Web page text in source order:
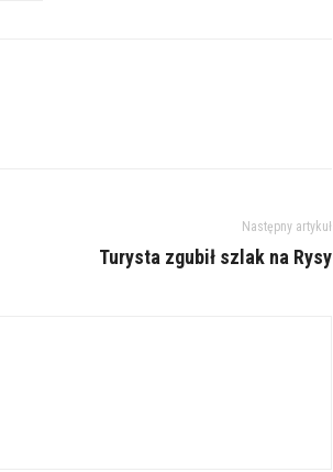
Następny artykuł
Turysta zgubił szlak na Rysy